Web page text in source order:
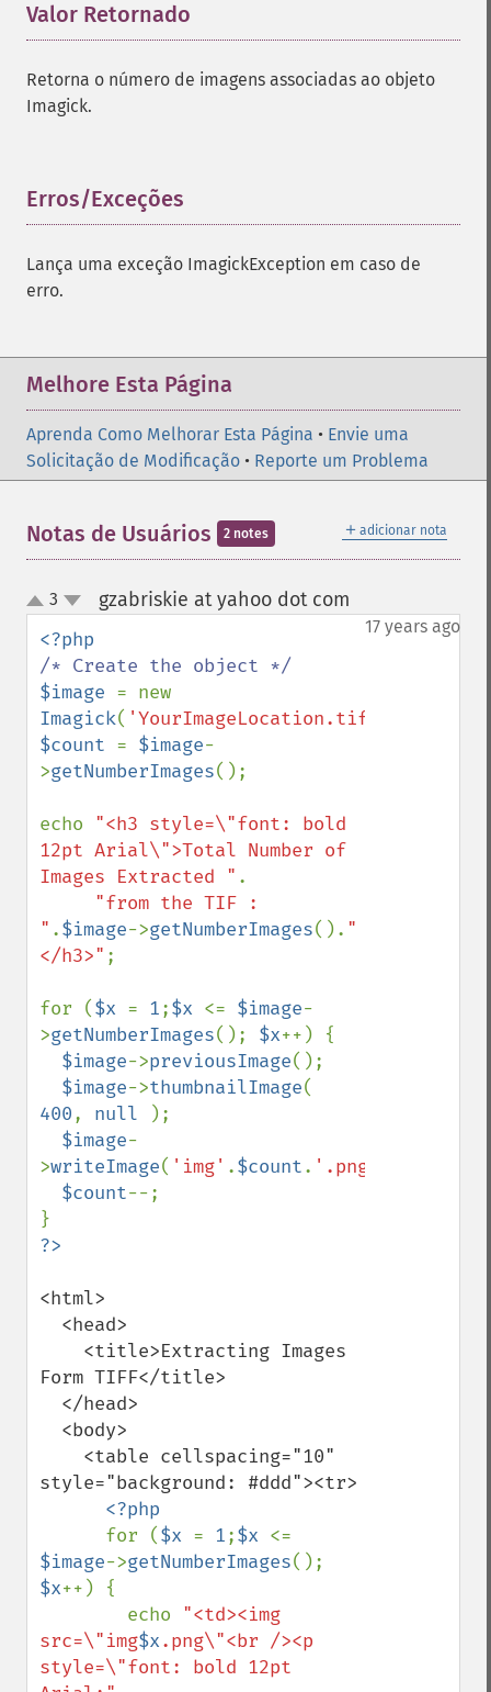
Valor Retornado
Retorna o número de imagens associadas ao objeto
Imagick.
Erros/Exceções
Lança uma exceção ImagickException em caso de
erro.
Melhore Esta Página
Aprenda Como Melhorar Esta Página • Envie uma
Solicitação de Modificação • Reporte um Problema
＋ adicionar nota
Notas de Usuários 2 notes
up
down
3 gzabriskie at yahoo dot com
17 years ago
$image
Imagick( 'YourImageLocation.tif'
$count = $image-
>getNumberImages();
echo "<h3 style=\"font: bold
12pt Arial\">Total Number of
Images Extracted " .
"from the TIF :
" .$image->getNumberImages(). "
</h3>" ;
for ($x = 1;$x <= $image-
>getNumberImages(); $x++) {
$image->previousImage();
$image->thumbnailImage
400, null
);
$image-
>writeImage( 'img' .$count. '.png'
$count--;
<html>
Form TIFF</title>
style="background: #ddd"><tr>
<?php
for ($x = 1;$x
$image->getNumberImages
$x++) {
        echo
"<td><img
src=\"img$x.png\"<br /><p
style=\"font: bold 12pt